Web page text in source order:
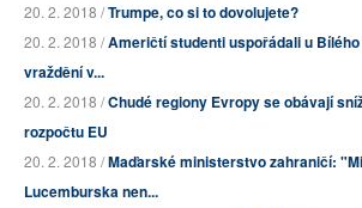
20. 2. 2018 /Trumpe, co si to dovolujete?
20. 2. 2018 /Američtí studenti uspořádali u
vraždění v...
20. 2. 2018 /Chudé regiony Evropy se obávají
rozpočtu EU
20. 2. 2018 /Maďarské ministerstvo zahraničí:
Lucemburska nen...